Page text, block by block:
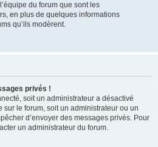
du forum que sont les
en plus de quelques informations
qu’ils modèrent.
privés !
soit un administrateur a désactivé
le forum, soit un administrateur ou un
d’envoyer des messages privés. Pour
un administrateur du forum.